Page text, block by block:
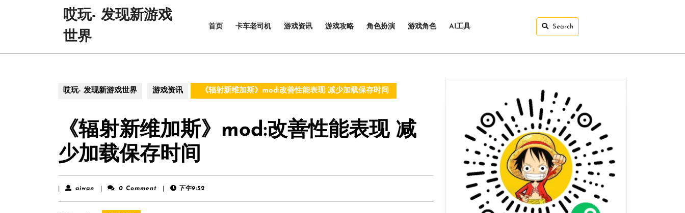
哎玩- 发现新游戏
世界
首页 卡车老司机 游戏资讯 游戏攻略 角色扮演 游戏角色 AI工具 Search
哎玩- 发现新游戏世界 游戏资讯 《辐射新维加斯》mod:改善性能表现 减少加载保存时间
《辐射新维加斯》mod:改善性能表现 减
少加载保存时间
aiwan aiwan 0 Comment 下午9:52